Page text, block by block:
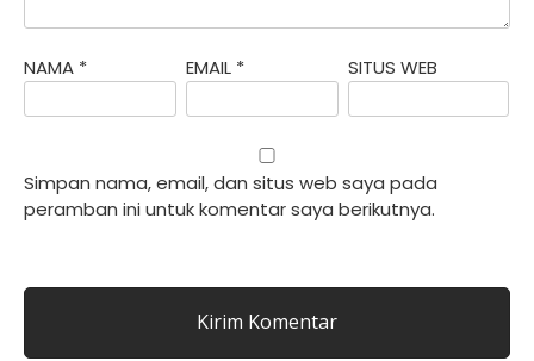
NAMA * EMAIL * SITUS WEB
Simpan nama, email, dan situs web saya pada
peramban ini untuk komentar saya berikutnya.